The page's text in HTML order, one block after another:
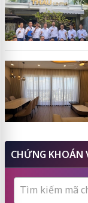
CHỨNG KHOÁN
Tìm kiếm mã